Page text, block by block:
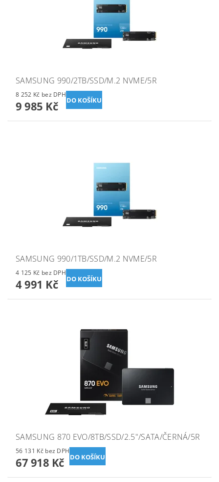
SAMSUNG 990/2TB/SSD/M.2 NVME/5R
8 252 Kč bez DPH
9 985 Kč
SAMSUNG 990/1TB/SSD/M.2 NVME/5R
4 125 Kč bez DPH
4 991 Kč
SAMSUNG 870 EVO/8TB/SSD/2.5"/SATA/ČERNÁ/5R
56 131 Kč bez DPH
67 918 Kč